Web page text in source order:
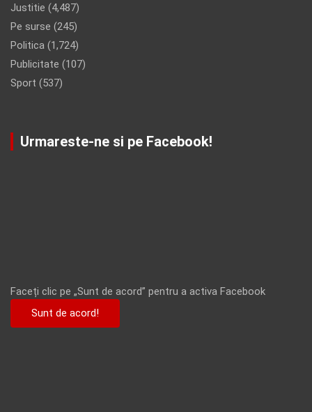
Justitie (4,487)
Pe surse (245)
Politica (1,724)
Publicitate (107)
Sport (537)
Urmareste-ne si pe Facebook!
Faceți clic pe „Sunt de acord” pentru a activa Facebook
Sunt de acord!